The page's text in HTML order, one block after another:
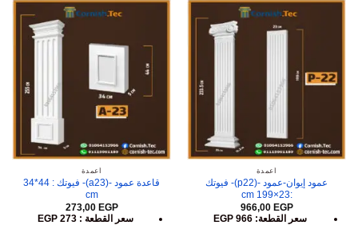
أعمدة
عمود إيوان-عمود -(p22)- فيوتك
:23×199 cm
966,00 EGP
سعر القطعة: 966 EGP
أعمدة
قاعدة عمود -(a23)- فيوتك : 44*34
cm
273,00 EGP
سعر القطعة : 273 EGP